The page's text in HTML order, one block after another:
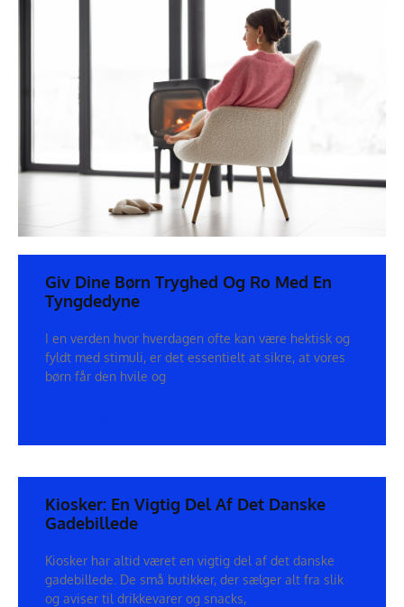
Giv Dine Børn Tryghed Og Ro Med En
Tyngdedyne
I en verden hvor hverdagen ofte kan være hektisk og
fyldt med stimuli, er det essentielt at sikre, at vores
børn får den hvile og
Kiosker: En Vigtig Del Af Det Danske
Gadebillede
Kiosker har altid været en vigtig del af det danske
gadebillede. De små butikker, der sælger alt fra slik
og aviser til drikkevarer og snacks,